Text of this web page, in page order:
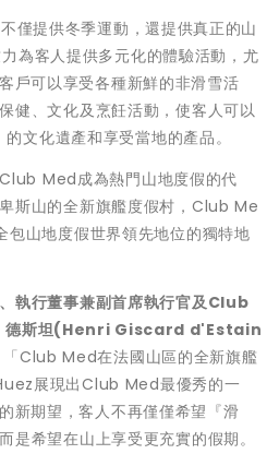
僅提供冬季運動，還提供真正的山
為客人提供多元化的體驗活動，尤
戶可以享受各種新鮮的非滑雪活
健、文化及烹飪活動，使客人可以
文化遺產和享受當地的產品。
Med成為熱門山地度假的代
斯山的全新旗艦度假村，Club Me
包山地度假世界領先地位的獨特地
執行董事兼副首席執行官及Club
德斯坦(Henri Giscard d'Estain
Club Med在法國山區的全新旗艦
展現出Club Med最優秀的一
新期望，客人不再僅僅希望『滑
是希望在山上享受更充實的假期。